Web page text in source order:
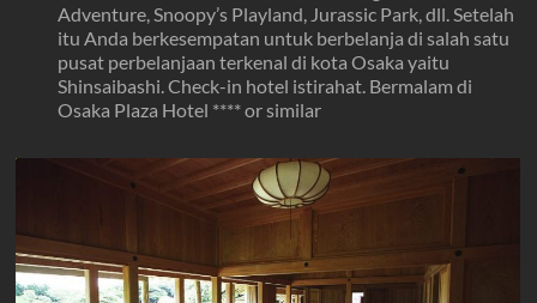
Adventure, Snoopy’s Playland, Jurassic Park, dll. Setelah
itu Anda berkesempatan untuk berbelanja di salah satu
pusat perbelanjaan terkenal di kota Osaka yaitu
Shinsaibashi. Check-in hotel istirahat. Bermalam di
Osaka Plaza Hotel **** or similar